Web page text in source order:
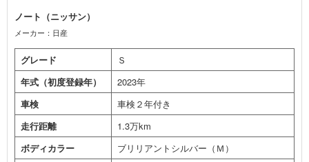
ノート（ニッサン）
メーカー：日産
グレード
Ｓ
年式（初度登録年）
2023年
車検
車検２年付き
走行距離
1.3万km
ボディカラー
ブリリアントシルバー（Ｍ）